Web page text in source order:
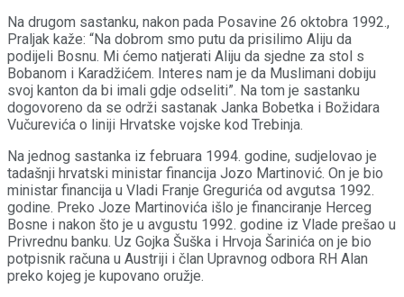
Na drugom sastanku, nakon pada Posavine 26 oktobra 1992.,
Praljak kaže: “Na dobrom smo putu da prisilimo Aliju da
podijeli Bosnu. Mi ćemo natjerati Aliju da sjedne za stol s
Bobanom i Karadžićem. Interes nam je da Muslimani dobiju
svoj kanton da bi imali gdje odseliti”. Na tom je sastanku
dogovoreno da se održi sastanak Janka Bobetka i Božidara
Vučurevića o liniji Hrvatske vojske kod Trebinja.
Na jednog sastanka iz februara 1994. godine, sudjelovao je
tadašnji hrvatski ministar financija Jozo Martinović. On je bio
ministar financija u Vladi Franje Gregurića od avgutsa 1992.
godine. Preko Joze Martinovića išlo je financiranje Herceg
Bosne i nakon što je u avgustu 1992. godine iz Vlade prešao u
Privrednu banku. Uz Gojka Šuška i Hrvoja Šarinića on je bio
potpisnik računa u Austriji i član Upravnog odbora RH Alan
preko kojeg je kupovano oružje.